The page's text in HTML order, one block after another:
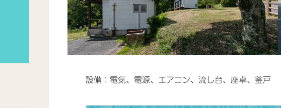
設備：電気、電源、エアコン、流し台、座卓、釜戸